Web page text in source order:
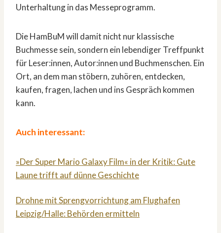
Unterhaltung in das Messeprogramm.
Die HamBuM will damit nicht nur klassische
Buchmesse sein, sondern ein lebendiger Treffpunkt
für Leser:innen, Autor:innen und Buchmenschen. Ein
Ort, an dem man stöbern, zuhören, entdecken,
kaufen, fragen, lachen und ins Gespräch kommen
kann.
Auch interessant:
»Der Super Mario Galaxy Film« in der Kritik: Gute
Laune trifft auf dünne Geschichte
Drohne mit Sprengvorrichtung am Flughafen
Leipzig/Halle: Behörden ermitteln